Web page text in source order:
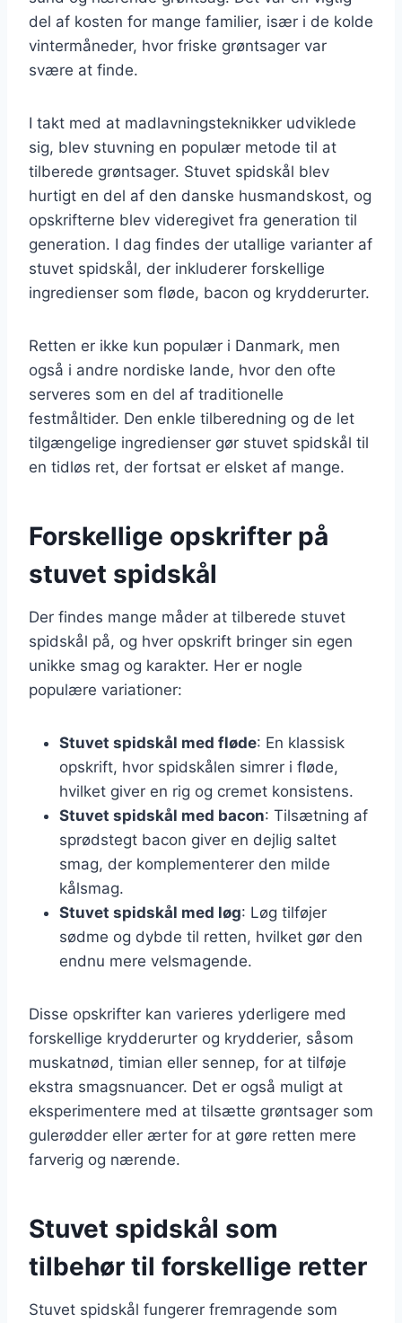
del af kosten for mange familier, især i de kolde
vintermåneder, hvor friske grøntsager var
svære at finde.
I takt med at madlavningsteknikker udviklede
sig, blev stuvning en populær metode til at
tilberede grøntsager. Stuvet spidskål blev
hurtigt en del af den danske husmandskost, og
opskrifterne blev videregivet fra generation til
generation. I dag findes der utallige varianter af
stuvet spidskål, der inkluderer forskellige
ingredienser som fløde, bacon og krydderurter.
Retten er ikke kun populær i Danmark, men
også i andre nordiske lande, hvor den ofte
serveres som en del af traditionelle
festmåltider. Den enkle tilberedning og de let
tilgængelige ingredienser gør stuvet spidskål til
en tidløs ret, der fortsat er elsket af mange.
Forskellige opskrifter på
stuvet spidskål
Der findes mange måder at tilberede stuvet
spidskål på, og hver opskrift bringer sin egen
unikke smag og karakter. Her er nogle
populære variationer:
Stuvet spidskål med fløde: En klassisk
opskrift, hvor spidskålen simrer i fløde,
hvilket giver en rig og cremet konsistens.
Stuvet spidskål med bacon: Tilsætning af
sprødstegt bacon giver en dejlig saltet
smag, der komplementerer den milde
kålsmag.
Stuvet spidskål med løg: Løg tilføjer
sødme og dybde til retten, hvilket gør den
endnu mere velsmagende.
Disse opskrifter kan varieres yderligere med
forskellige krydderurter og krydderier, såsom
muskatnød, timian eller sennep, for at tilføje
ekstra smagsnuancer. Det er også muligt at
eksperimentere med at tilsætte grøntsager som
gulerødder eller ærter for at gøre retten mere
farverig og nærende.
Stuvet spidskål som
tilbehør til forskellige retter
Stuvet spidskål fungerer fremragende som